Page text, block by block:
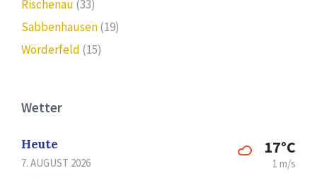
Rischenau (33)
Sabbenhausen(19)
Wörderfeld (15)
Wetter
Heute
7. AUGUST 2026
17°C
1 m/s